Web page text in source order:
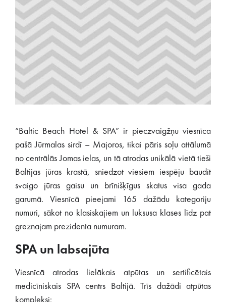
“Baltic Beach Hotel & SPA” ir pieczvaigžņu viesnīca
pašā Jūrmalas sirdī – Majoros, tikai pāris soļu attālumā
no centrālās Jomas ielas, un tā atrodas unikālā vietā tieši
Baltijas jūras krastā, sniedzot viesiem iespēju baudīt
svaigo jūras gaisu un brīnišķīgus skatus visa gada
garumā. Viesnīcā pieejami 165 dažādu kategoriju
numuri, sākot no klasiskajiem un luksusa klases līdz pat
greznajam prezidenta numuram.
SPA un labsajūta
Viesnīcā atrodas lielākais atpūtas un sertificētais
medicīniskais SPA centrs Baltijā. Trīs dažādi atpūtas
kompleksi: